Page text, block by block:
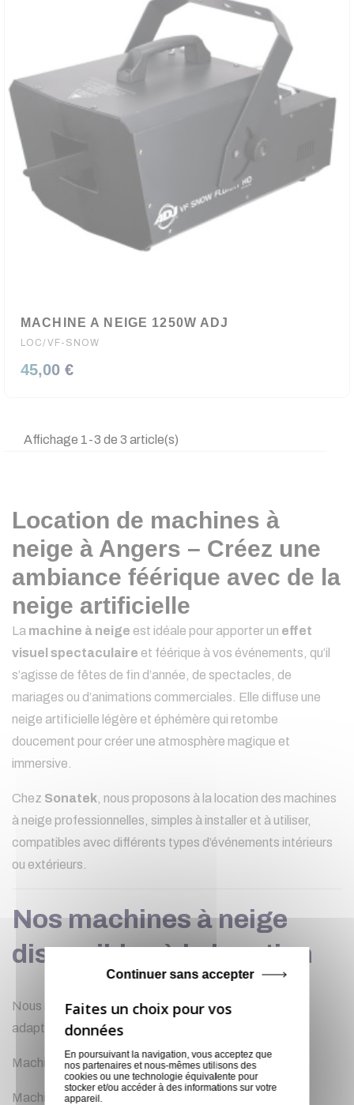
MACHINE A NEIGE 1250W ADJ
LOC/VF-SNOW
45,00 €
Affichage 1-3 de 3 article(s)
Location de machines à
neige à Angers – Créez une
ambiance féérique avec de la
neige artificielle
La machine à neige est idéale pour apporter un effet
visuel spectaculaire et féérique à vos événements, qu’il
s’agisse de fêtes de fin d’année, de spectacles, de
mariages ou d’animations commerciales. Elle diffuse une
neige artificielle légère et éphémère qui retombe
doucement pour créer une atmosphère magique et
immersive.
Chez Sonatek , nous proposons à la location des machines
à neige professionnelles, simples à installer et à utiliser,
compatibles avec différents types d’événements intérieurs
ou extérieurs.
Nos machines à neige
disponibles à la location
Nous mettons à votre disposition des modèles variés
adaptés à toutes les tailles d’événements :
Machines à neige compactes pour petites surfaces
Machines à neige puissantes pour grands espaces et
En poursuivant la navigation, vous acceptez que
nos partenaires et nous-mêmes utilisons des
cookies ou une technologie équivalente pour
stocker et/ou accéder à des informations sur votre
appareil.
Continuer sans accepter